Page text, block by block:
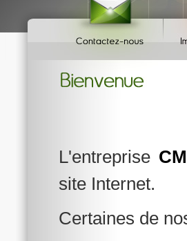
L'entreprise
site Internet.
Certaines de